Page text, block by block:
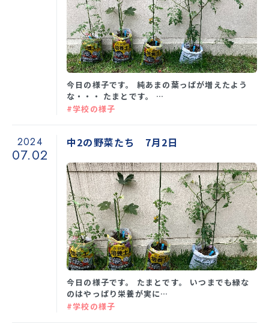
今日の様子です。 純あまの葉っぱが増えたよう
な・・・ たまとです。 …
#学校の様子
2024
07.02
中2の野菜たち 7月2日
今日の様子です。 たまとです。 いつまでも緑な
のはやっぱり栄養が実に…
#学校の様子